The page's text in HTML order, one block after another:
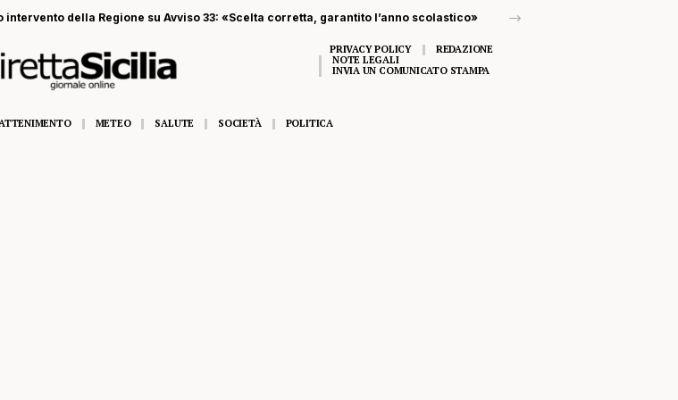
33: «Scelta corretta, garantito l’anno scolastico»
PRIVACY POLICY
REDAZIONE
NOTE LEGALI
INVIA UN COMUNICATO STAMPA
METEO SALUTE SOCIETÀ POLITICA